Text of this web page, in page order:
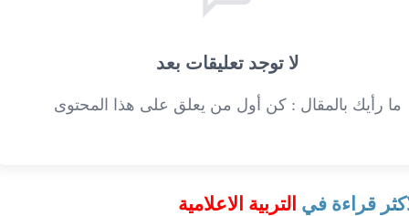
لا توجد تعليقات بعد
ما رأيك بالمقال : كن أول من يعلق على هذا المحتوى
قراءة في التربية الاعلامية